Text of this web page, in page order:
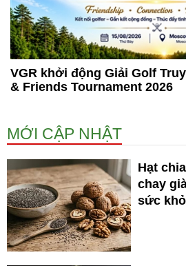
VGR khởi động Giải Golf
& Friends Tournament 2026
MỚI CẬP NHẬT
Hạt
chay
sức